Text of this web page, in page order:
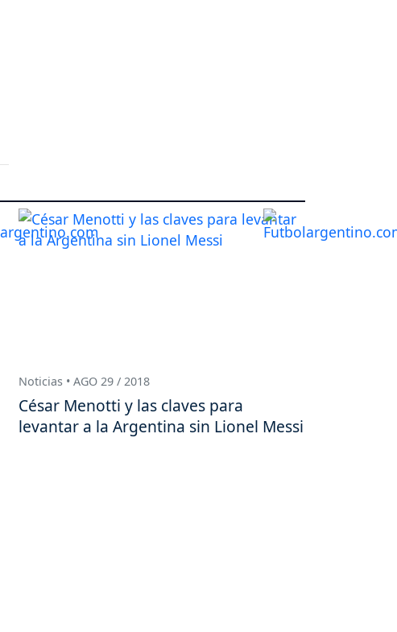
Noticias • AGO 29 / 2018
César Menotti y las claves para
levantar a la Argentina sin Lionel Messi